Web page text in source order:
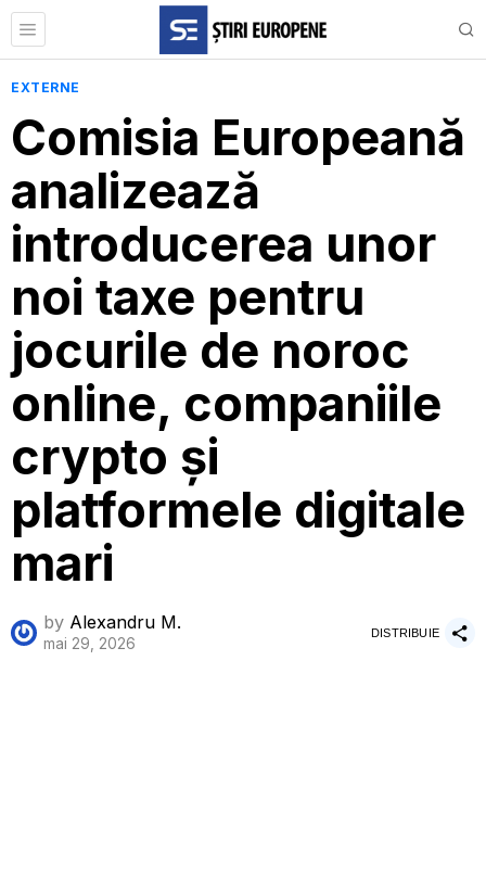
EXTERNE
Comisia Europeană
analizează
introducerea unor
noi taxe pentru
jocurile de noroc
online, companiile
crypto și
platformele digitale
mari
by Alexandru M.
mai 29, 2026
DISTRIBUIE